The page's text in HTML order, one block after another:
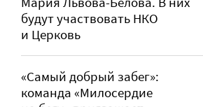
будут участвовать НКО
и Церковь
«Самый добрый забег»:
команда «Милосердие